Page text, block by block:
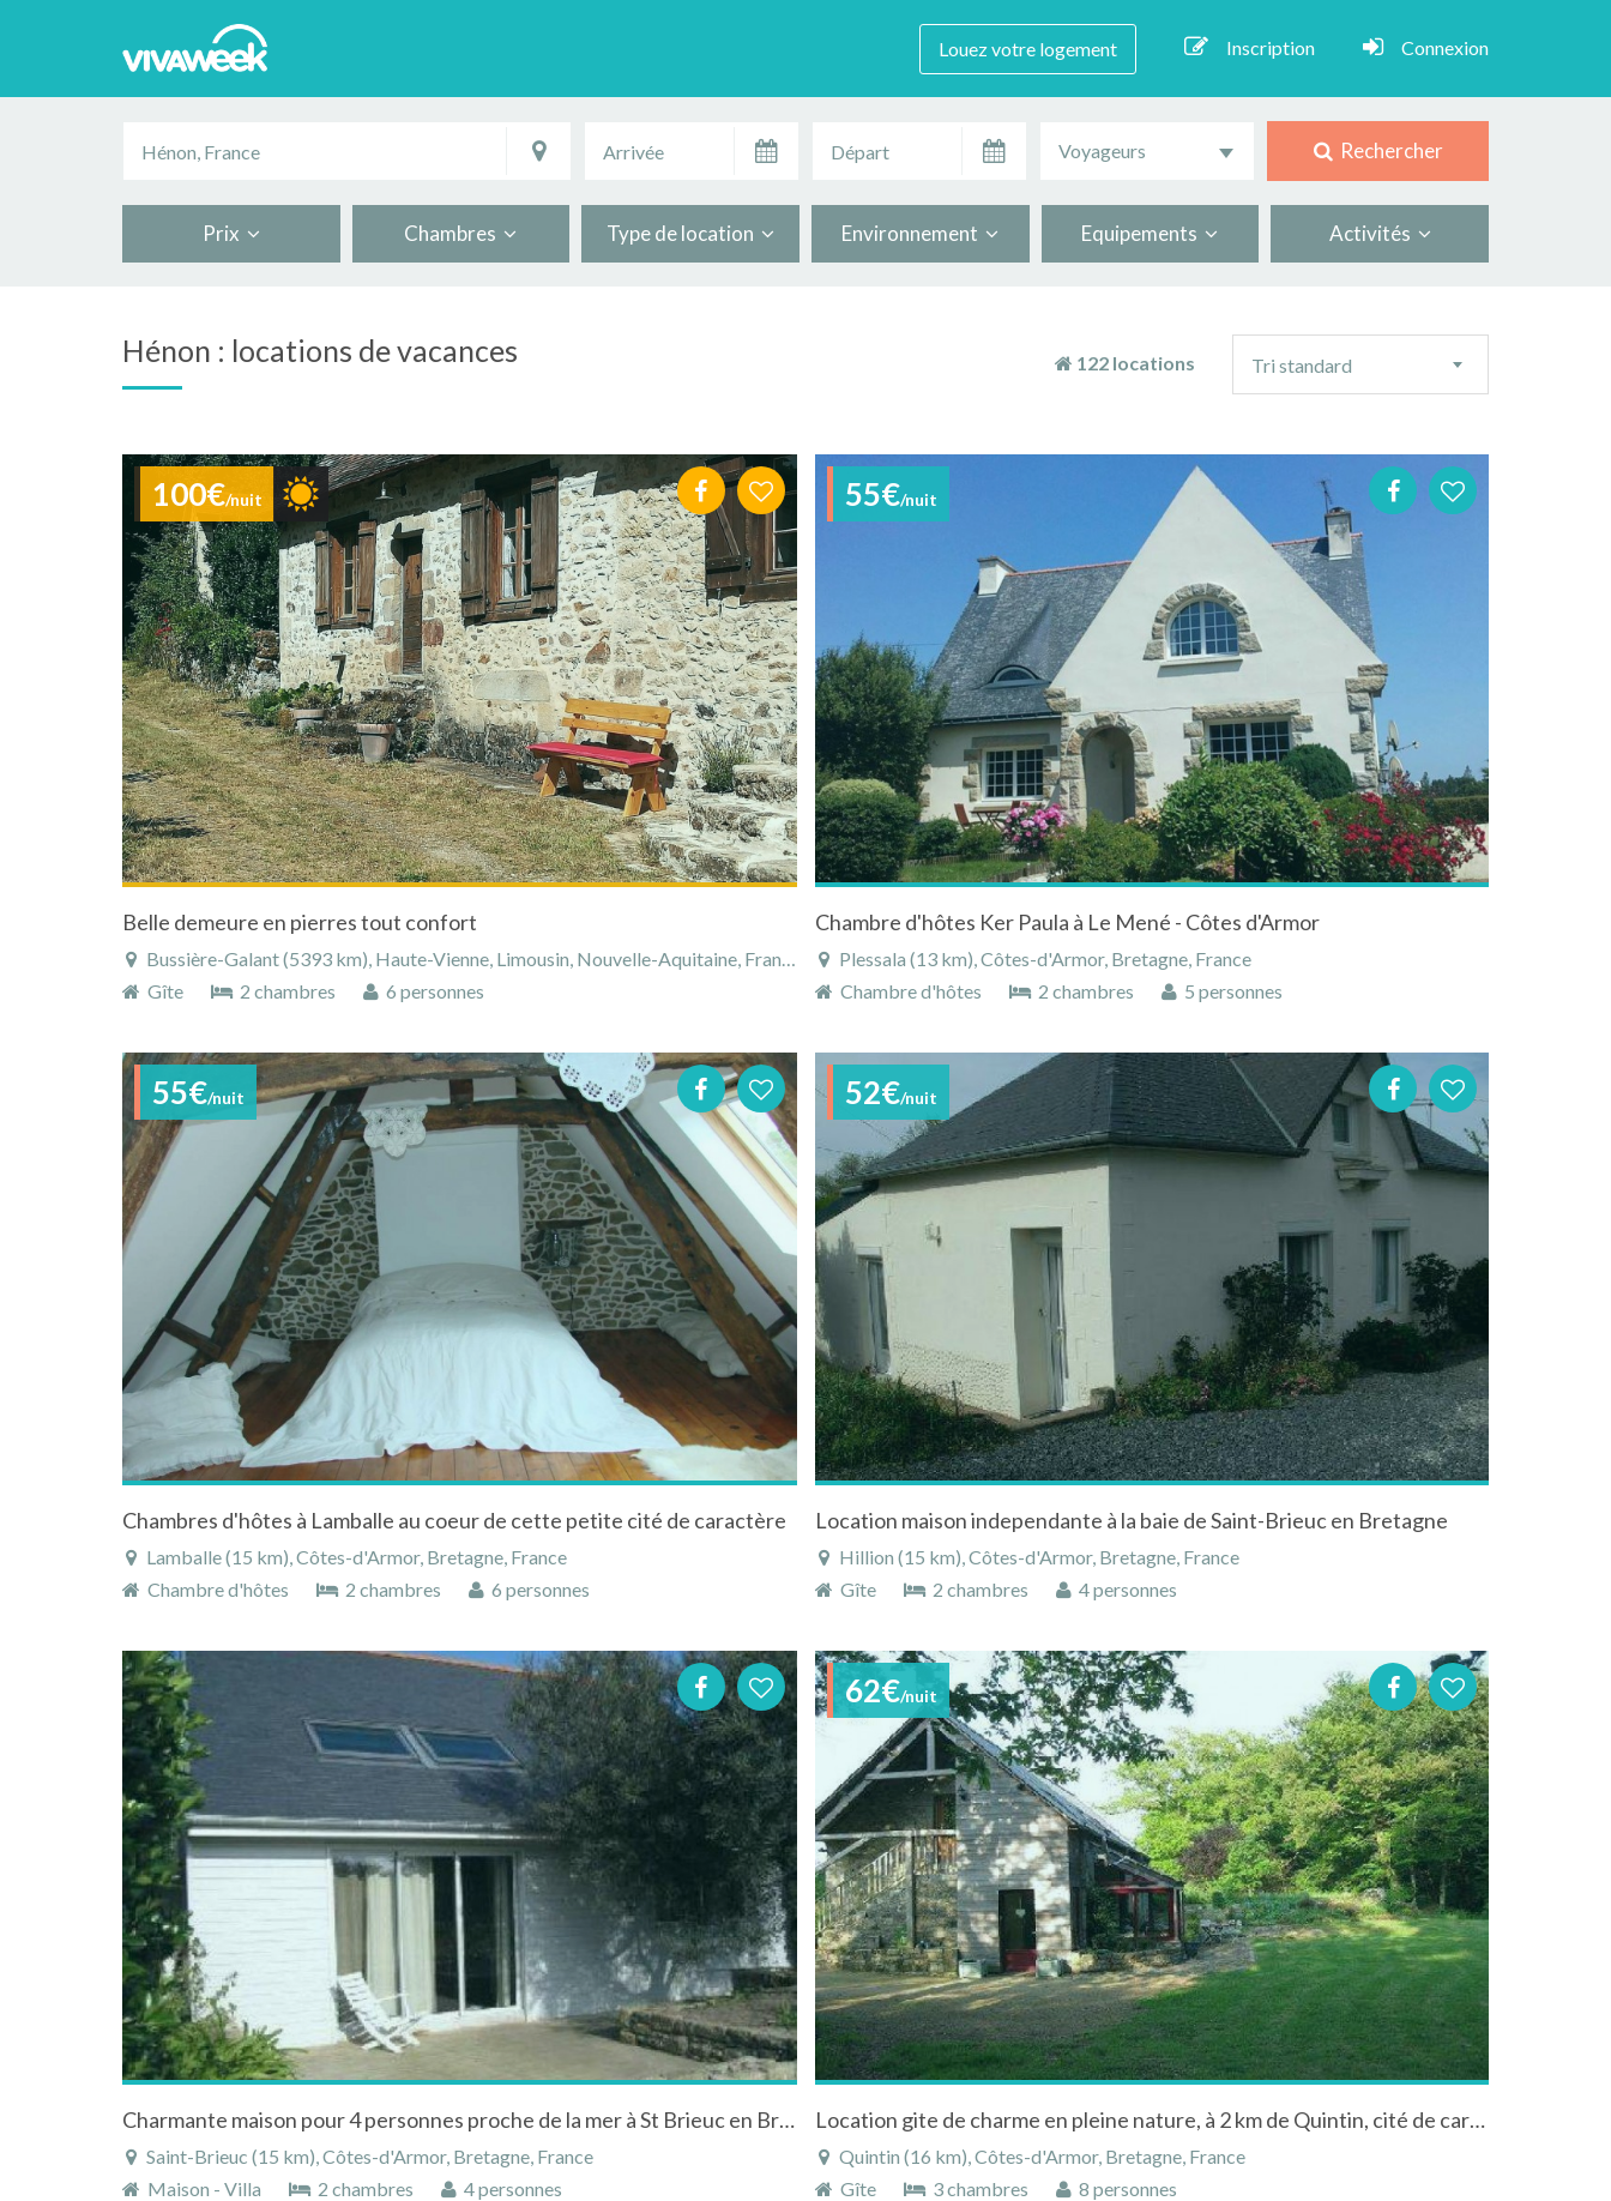
Louez votre logement Inscription Connexion
Voyageurs Rechercher
Prix Chambres Type de location Environnement Equipements Activités
Hénon : locations de vacances 122 locations
tri
Tri standard
100€/nuit
Belle demeure en pierres tout confort
Bussière-Galant (5393 km), Haute-Vienne, Limousin, Nouvelle-Aquitaine, France
Gîte
2 chambres 6 personnes
55€/nuit
Chambre d'hôtes Ker Paula à Le Mené - Côtes d'Armor
Plessala (13 km), Côtes-d'Armor, Bretagne, France
Chambre d'hôtes
2 chambres 5 personnes
55€/nuit
Chambres d'hôtes à Lamballe au coeur de cette petite cité de caractère
Lamballe (15 km), Côtes-d'Armor, Bretagne, France
Chambre d'hôtes
2 chambres 6 personnes
52€/nuit
Location maison independante à la baie de Saint-Brieuc en Bretagne
Hillion (15 km), Côtes-d'Armor, Bretagne, France
Gîte
2 chambres 4 personnes
Charmante maison pour 4 personnes proche de la mer à St Brieuc en Bretagne
Saint-Brieuc (15 km), Côtes-d'Armor, Bretagne, France
Maison - Villa
2 chambres 4 personnes
62€/nuit
Location gite de charme en pleine nature, à 2 km de Quintin, cité de caractère et 20 km de la mer
Quintin (16 km), Côtes-d'Armor, Bretagne, France
Gîte
3 chambres 8 personnes